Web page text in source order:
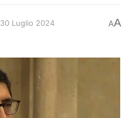
30 Luglio 2024 AA